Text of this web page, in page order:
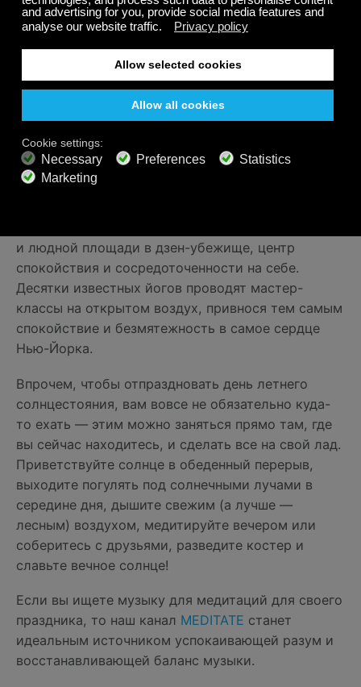
Тысячи фанатов йогой из всех слоев общества
собираются на Таймс-сквер в Манхэттене в день
летнего солнцестояния, чтобы заняться йогой на
улице. Да, 21 июня — это еще и международный
день йоги! Дата была выделена ООН специально
для того, чтобы знакомить людей с физической и
популяризируя это древнее искусство. На
пересечении 42-й улицы и Бродвея
устанавливаются ограждения от праздных
и людной площади в дзен-убежище, центр
спокойствия и сосредоточенности на себе.
Десятки известных йогов проводят мастер-
классы на открытом воздух, привнося тем самым
спокойствие и безмятежность в самое сердце
Нью-Йорка.
Впрочем, чтобы отпраздновать день летнего
солнцестояния, вам вовсе не обязательно куда-
то ехать — этим можно заняться прямо там, где
вы сейчас находитесь, и сделать все на свой лад.
Приветствуйте солнце в обеденный перерыв,
выходите погулять под солнечными лучами в
середине дня, дышите свежим (а лучше —
лесным) воздухом, медитируйте вечером или
соберитесь с друзьями, разведите костер и
славьте вечное солнце!
Если вы ищете музыку для медитаций для своего
праздника, то наш канал MEDITATE станет
идеальным источником успокаивающей разум и
восстанавливающей баланс музыки.